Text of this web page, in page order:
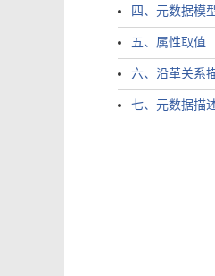
四、元数据模
五、属性取值
六、沿革关系
七、元数据描